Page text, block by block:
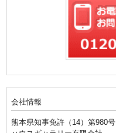
会社情報
熊本県知事免許（14）第980号